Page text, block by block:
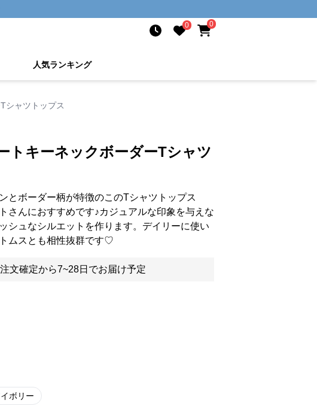
0 0
人気ランキング
シャツトップス
トキーネックボーダーTシャツ
とボーダー柄が特徴のこのTシャツトップス
さんにおすすめです♪カジュアルな印象を与えな
シュなシルエットを作ります。デイリーに使い
ムスとも相性抜群です♡
文確定から7~28日でお届け予定
ボリー